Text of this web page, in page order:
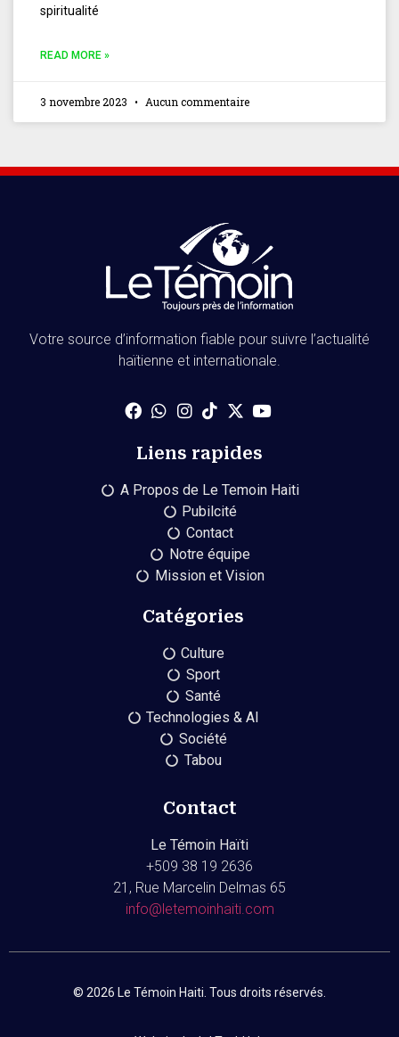
spiritualité
READ MORE »
3 novembre 2023 Aucun commentaire
Votre source d’information fiable pour suivre l’actualité
haïtienne et internationale.
Liens rapides
A Propos de Le Temoin Haiti
Pubilcité
Contact
Notre équipe
Mission et Vision
Catégories
Culture
Sport
Santé
Technologies & AI
Société
Tabou
Contact
Le Témoin Haïti
+509 38 19 2636
21, Rue Marcelin Delmas 65
info@letemoinhaiti.com
© 2026 Le Témoin Haiti. Tous droits réservés.